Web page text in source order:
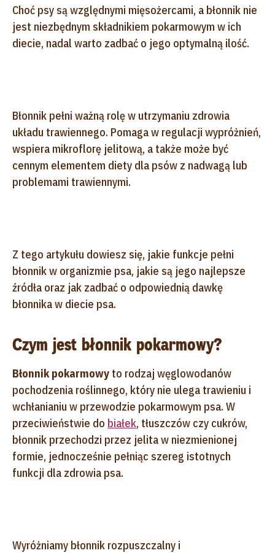
Choć psy są względnymi mięsożercami, a błonnik nie
jest niezbędnym składnikiem pokarmowym w ich
diecie, nadal warto zadbać o jego optymalną ilość.
Błonnik pełni ważną rolę w utrzymaniu zdrowia
układu trawiennego. Pomaga w regulacji wypróżnień,
wspiera mikroflorę jelitową, a także może być
cennym elementem diety dla psów z nadwagą lub
problemami trawiennymi.
Z tego artykułu dowiesz się, jakie funkcje pełni
błonnik w organizmie psa, jakie są jego najlepsze
źródła oraz jak zadbać o odpowiednią dawkę
błonnika w diecie psa.
Czym jest błonnik pokarmowy?
Błonnik pokarmowy to rodzaj węglowodanów
pochodzenia roślinnego, który nie ulega trawieniu i
wchłanianiu w przewodzie pokarmowym psa. W
przeciwieństwie do białek, tłuszczów czy cukrów,
błonnik przechodzi przez jelita w niezmienionej
formie, jednocześnie pełniąc szereg istotnych
funkcji dla zdrowia psa.
Wyróżniamy błonnik rozpuszczalny i